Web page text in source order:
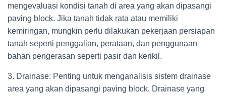
mengevaluasi kondisi tanah di area yang akan dipasangi
paving block. Jika tanah tidak rata atau memiliki
kemiringan, mungkin perlu dilakukan pekerjaan persiapan
tanah seperti penggalian, perataan, dan penggunaan
bahan pengerasan seperti pasir dan kerikil.
3. Drainase: Penting untuk menganalisis sistem drainase
area yang akan dipasangi paving block. Drainase yang